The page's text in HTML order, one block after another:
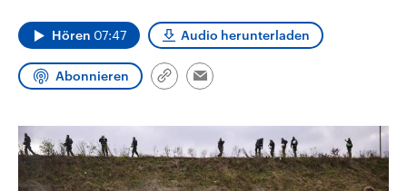
Hören 07:47 Audio herunterladen
Abonnieren
Link
Email